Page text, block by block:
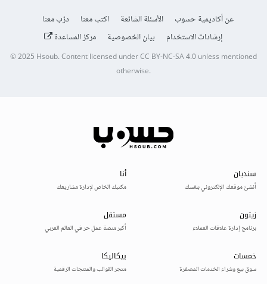
عن أكاديمية حسوب الأسئلة الشائعة اكتب معنا
درّب معنا
إرشادات الاستخدام
بيان الخصوصية مركز المساعدة
© 2025 Hsoub.Content licensed underCC BY-NC-SA 4.0unless mentioned
otherwise.